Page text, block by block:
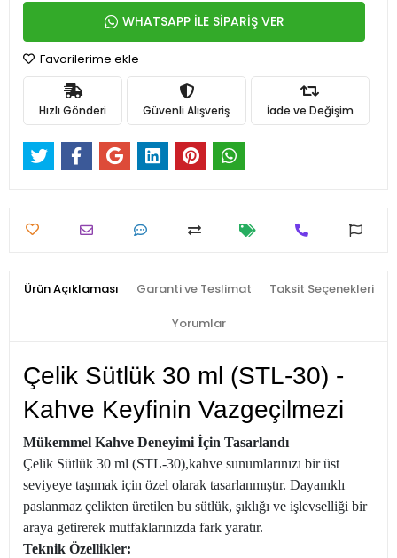
WHATSAPP İLE SİPARİŞ VER
Favorilerime ekle
Hızlı Gönderi Güvenli Alışveriş İade ve Değişim
Ürün Açıklaması Garanti ve Teslimat Taksit Seçenekleri
Yorumlar
Çelik Sütlük 30 ml (STL-30) -
Kahve Keyfinin Vazgeçilmezi
Mükemmel Kahve Deneyimi İçin Tasarlandı
Çelik Sütlük 30 ml (STL-30),kahve sunumlarınızı bir üst
seviyeye taşımak için özel olarak tasarlanmıştır. Dayanıklı
paslanmaz çelikten üretilen bu sütlük, şıklığı ve işlevselliği bir
araya getirerek mutfaklarınızda fark yaratır.
Teknik Özellikler: